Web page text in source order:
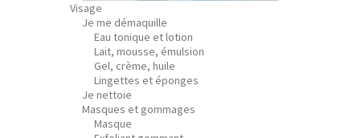
Visage
Je me démaquille
Eau tonique et lotion
Lait, mousse, émulsion
Gel, crème, huile
Lingettes et éponges
Je nettoie
Masques et gommages
Masque